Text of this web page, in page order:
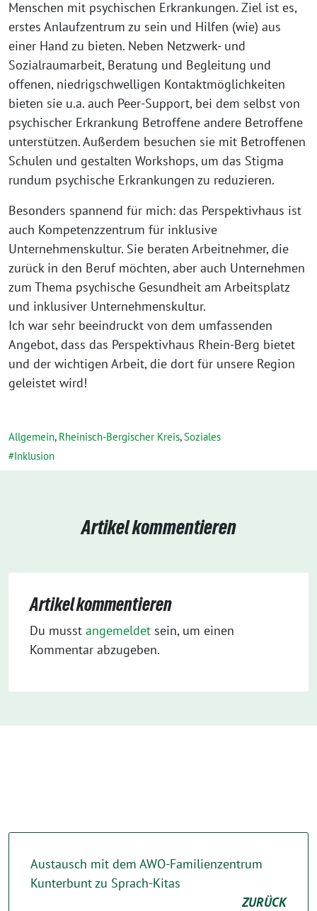
Menschen mit psychischen Erkrankungen. Ziel ist es,
erstes Anlaufzentrum zu sein und Hilfen (wie) aus
einer Hand zu bieten. Neben Netzwerk- und
Sozialraumarbeit, Beratung und Begleitung und
offenen, niedrigschwelligen Kontaktmöglichkeiten
bieten sie u.a. auch Peer-Support, bei dem selbst von
psychischer Erkrankung Betroffene andere Betroffene
unterstützen. Außerdem besuchen sie mit Betroffenen
Schulen und gestalten Workshops, um das Stigma
rundum psychische Erkrankungen zu reduzieren.
Besonders spannend für mich: das Perspektivhaus ist
auch Kompetenzzentrum für inklusive
Unternehmenskultur. Sie beraten Arbeitnehmer, die
zurück in den Beruf möchten, aber auch Unternehmen
zum Thema psychische Gesundheit am Arbeitsplatz
und inklusiver Unternehmenskultur.
Ich war sehr beeindruckt von dem umfassenden
Angebot, dass das Perspektivhaus Rhein-Berg bietet
und der wichtigen Arbeit, die dort für unsere Region
geleistet wird!
Allgemein, Rheinisch-Bergischer Kreis,Soziales
Inklusion
Artikel kommentieren
Artikel kommentieren
Du musst angemeldet sein, um einen
Kommentar abzugeben.
Austausch mit dem AWO-Familienzentrum
Kunterbunt zu Sprach-Kitas
ZURÜCK